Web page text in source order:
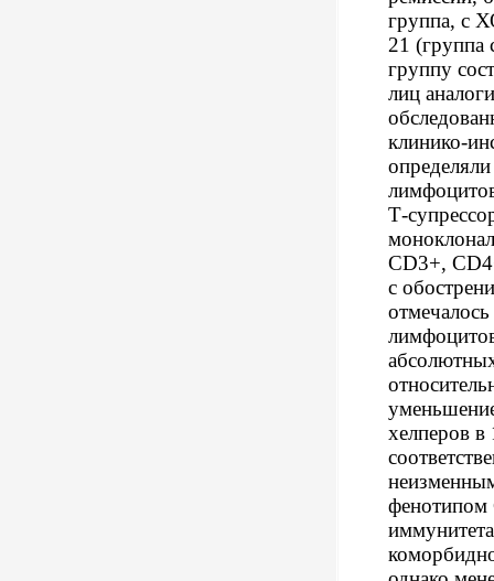
группа, с
21 (группа
группу
лиц
клинико-
Т-
CD3+,
с
хелперов
фенотипом